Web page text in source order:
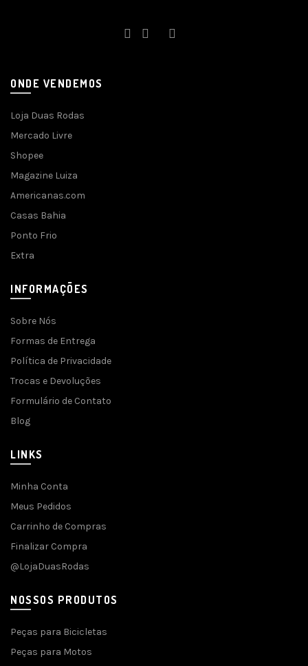
ONDE VENDEMOS
Loja Duas Rodas
Mercado Livre
Shopee
Magazine Luiza
Americanas.com
Casas Bahia
Ponto Frio
Extra
INFORMAÇÕES
Sobre Nós
Formas de Entrega
Política de Privacidade
Trocas e Devoluções
Formulário de Contato
Blog
LINKS
Minha Conta
Meus Pedidos
Carrinho de Compras
Finalizar Compra
@LojaDuasRodas
NOSSOS PRODUTOS
Peças para Bicicletas
Peças para Motos